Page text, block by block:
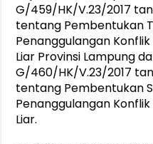
G/459/HK/V.23/2017
tentang Pembentukan
Penanggulangan
Liar Provinsi Lampung
G/460/HK/V.23/2017
tentang Pembentukan
Penanggulangan
Liar.